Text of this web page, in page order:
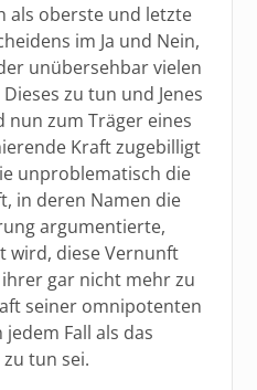
als oberste und letzte
im Ja und Nein,
unübersehbar vielen
zu tun und Jenes
nun zum Träger eines
Kraft zugebilligt
unproblematisch die
in deren Namen die
argumentierte,
wird, diese Vernunft
gar nicht mehr zu
seiner omnipotenten
Fall als das
tun sei.